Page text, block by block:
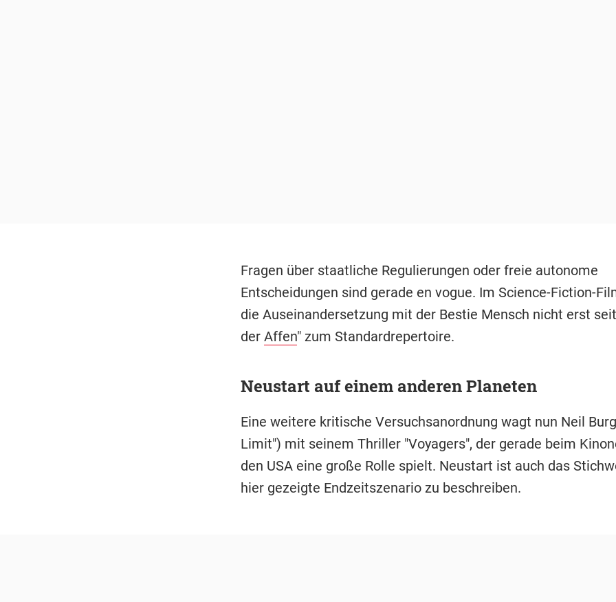
Fragen über staatliche Regulierungen oder freie autonome
Entscheidungen sind gerade en vogue. Im Science-Fiction-
die Auseinandersetzung mit der Bestie Mensch nicht erst
der Affen" zum Standardrepertoire.
Neustart auf einem anderen Planeten
Eine weitere kritische Versuchsanordnung wagt nun Neil
Limit") mit seinem Thriller "Voyagers", der gerade beim
den USA eine große Rolle spielt. Neustart ist auch das
hier gezeigte Endzeitszenario zu beschreiben.